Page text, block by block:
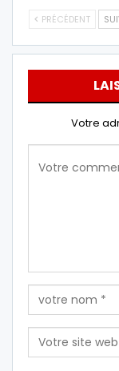
PRÉCÉDENT
Votre